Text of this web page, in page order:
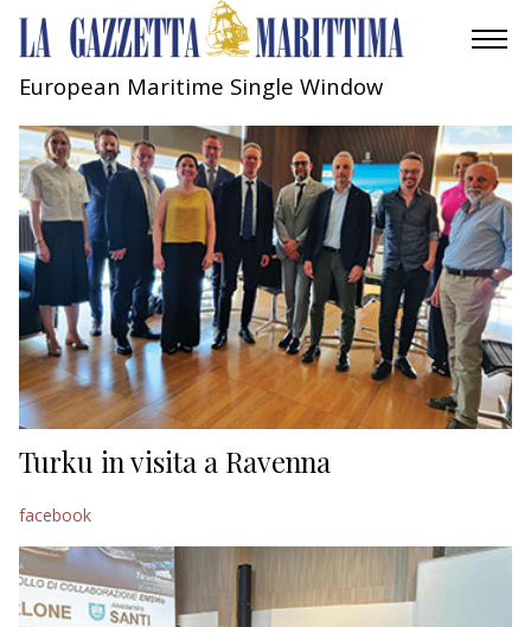
AMBIENTE
MOBILITÀ
INDUSTRIA
RICERCA
ECONOMIA
TURISMO
CULTURA
NAUTICA
EDITORIALI
European Maritime Single Window
Turku in visita a Ravenna
facebook